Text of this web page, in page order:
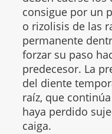
consigue por un
o rizolisis de las
permanente
forzar su paso
predecesor. La
del diente
raíz, que
haya perdido
caiga.